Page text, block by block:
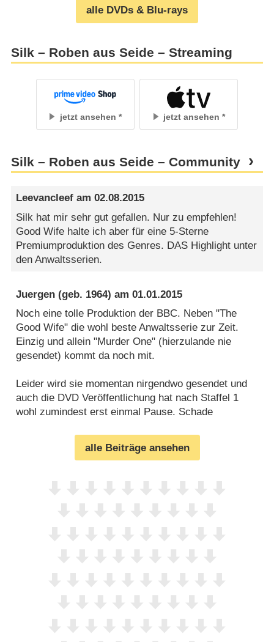
alle DVDs & Blu-rays
Silk – Roben aus Seide – Streaming
jetzt ansehen jetzt ansehen
Silk – Roben aus Seide – Community
Leevancleef am02.08.2015
Silk hat mir sehr gut gefallen. Nur zu empfehlen!
Good Wife halte ich aber für eine 5-Sterne
Premiumproduktion des Genres. DAS Highlight unter
den Anwaltsserien.
Juergen (geb. 1964) am01.01.2015
Noch eine tolle Produktion der BBC. Neben "The
Good Wife" die wohl beste Anwaltsserie zur Zeit.
Einzig und allein "Murder One" (hierzulande nie
gesendet) kommt da noch mit.
Leider wird sie momentan nirgendwo gesendet und
auch die DVD Veröffentlichung hat nach Staffel 1
wohl zumindest erst einmal Pause. Schade
alle Beiträge ansehen